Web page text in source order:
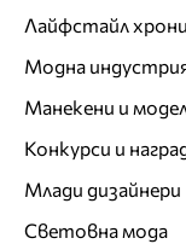
Лайфстайл
Модна
Манекени и
Конкурси и
Млади дизайнери
Световна мода